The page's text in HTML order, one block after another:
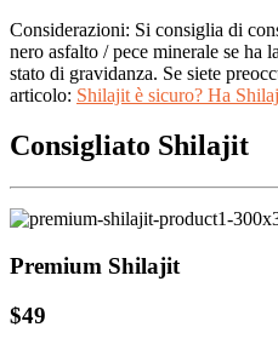
Considerazioni: Si consiglia di
nero asfalto / pece minerale se ha
stato di gravidanza. Se siete
articolo: Shilajit è sicuro? Ha
Consigliato Shilajit
Premium Shilajit
$49